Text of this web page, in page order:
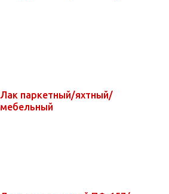
Лак паркетный/яхтный/
мебельный